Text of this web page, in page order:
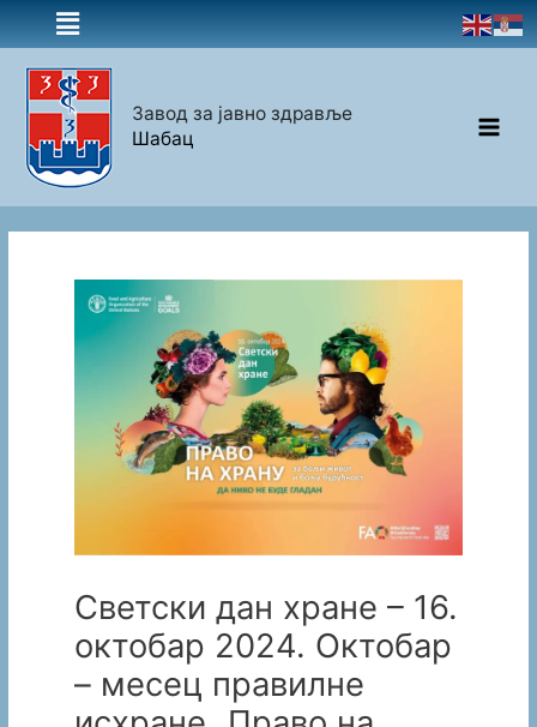
Завод за јавно здравље
Шабац
Светски дан хране – 16.
октобар 2024. Октобар
– месец правилне